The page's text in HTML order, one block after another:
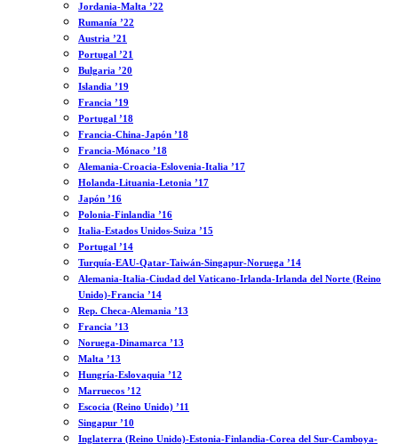
Jordania-Malta ’22
Rumanía ’22
Austria ’21
Portugal ’21
Bulgaria ’20
Islandia ’19
Francia ’19
Portugal ’18
Francia-China-Japón ’18
Francia-Mónaco ’18
Alemania-Croacia-Eslovenia-Italia ’17
Holanda-Lituania-Letonia ’17
Japón ’16
Polonia-Finlandia ’16
Italia-Estados Unidos-Suiza ’15
Portugal ’14
Turquía-EAU-Qatar-Taiwán-Singapur-Noruega ’14
Alemania-Italia-Ciudad del Vaticano-Irlanda-Irlanda del Norte (Reino
Unido)-Francia ’14
Rep. Checa-Alemania ’13
Francia ’13
Noruega-Dinamarca ’13
Malta ’13
Hungría-Eslovaquia ’12
Marruecos ’12
Escocia (Reino Unido) ’11
Singapur ’10
Inglaterra (Reino Unido)-Estonia-Finlandia-Corea del Sur-Camboya-